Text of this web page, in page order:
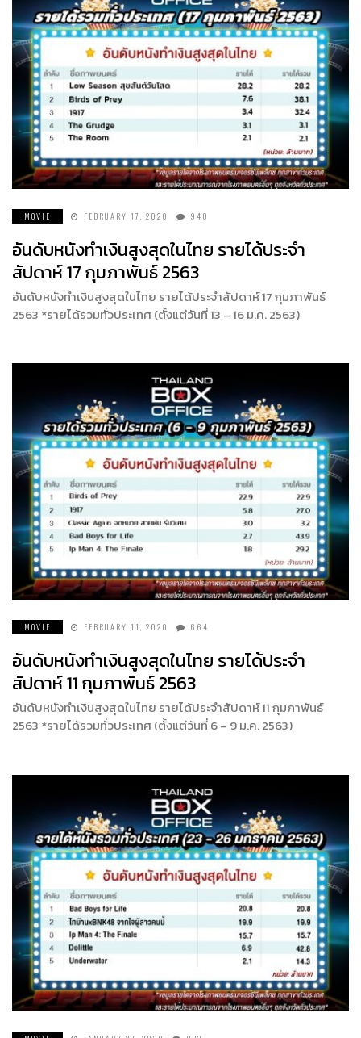
MOVIE FEBRUARY 17, 2020 940
อันดับหนังทำเงินสูงสุดในไทย รายได้ประจำ
สัปดาห์ 17 กุมภาพันธ์ 2563
อันดับหนังทำเงินสูงสุดในไทย รายได้ประจำสัปดาห์ 17 กุมภาพันธ์
2563 *รายได้รวมทั่วประเทศ (ตั้งแต่วันที่ 13 – 16 ม.ค. 2563)
MOVIE FEBRUARY 11, 2020 664
อันดับหนังทำเงินสูงสุดในไทย รายได้ประจำ
สัปดาห์ 11 กุมภาพันธ์ 2563
อันดับหนังทำเงินสูงสุดในไทย รายได้ประจำสัปดาห์ 11 กุมภาพันธ์
2563 *รายได้รวมทั่วประเทศ (ตั้งแต่วันที่ 6 – 9 ม.ค. 2563)